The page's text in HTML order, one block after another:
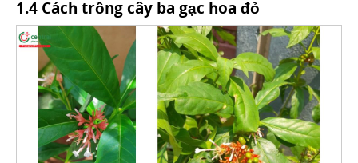
1.4 Cách trồng cây ba gạc hoa đỏ